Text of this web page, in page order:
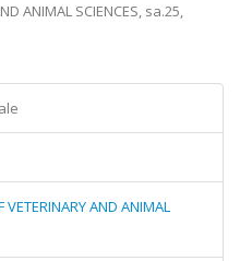
ANIMAL SCIENCES, sa.25,
VETERINARY AND ANIMAL